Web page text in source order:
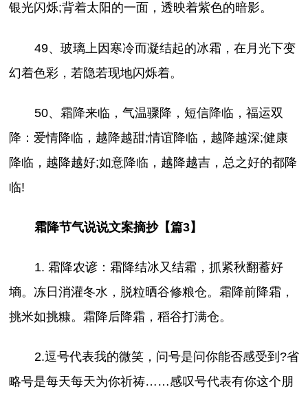
银光闪烁;背着太阳的一面，透映着紫色的暗影。
49、玻璃上因寒冷而凝结起的冰霜，在月光下变
幻着色彩，若隐若现地闪烁着。
50、霜降来临，气温骤降，短信降临，福运双
降：爱情降临，越降越甜;情谊降临，越降越深;健康
降临，越降越好;如意降临，越降越吉，总之好的都降
临!
霜降节气说说文案摘抄【篇3】
1. 霜降农谚：霜降结冰又结霜，抓紧秋翻蓄好
墒。冻日消灌冬水，脱粒晒谷修粮仓。霜降前降霜，
挑米如挑糠。霜降后降霜，稻谷打满仓。
2.逗号代表我的微笑，问号是问你能否感受到?省
略号是每天每天为你祈祷……感叹号代表有你这个朋